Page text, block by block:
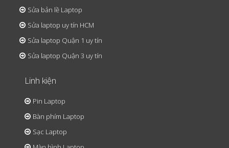
Sửa bản lề Laptop
Sửa laptop uy tín HCM
Sửa laptop Quận 1 uy tín
Sửa laptop Quận 3 uy tín
Linh kiện
Pin Laptop
Bàn phím Laptop
Sạc Laptop